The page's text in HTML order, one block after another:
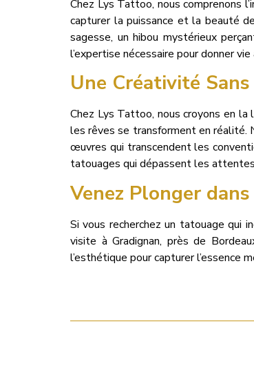
Chez Lys Tattoo, nous comprenons
capturer la puissance et la beauté
sagesse, un hibou mystérieux
l’expertise nécessaire pour donner
Une Créativité
Chez Lys Tattoo, nous croyons en
les rêves se transforment en réalité.
œuvres qui transcendent les
tatouages qui dépassent les
Venez Plonger
Si vous recherchez un tatouage qui
visite à Gradignan, près de
l’esthétique pour capturer l’essence